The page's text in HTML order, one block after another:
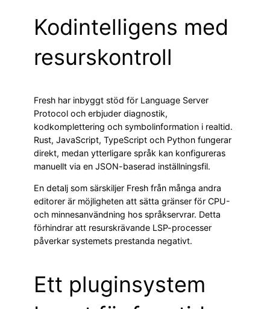
Kodintelligens med
resurskontroll
Fresh har inbyggt stöd för Language Server
Protocol och erbjuder diagnostik,
kodkomplettering och symbolinformation i realtid.
Rust, JavaScript, TypeScript och Python fungerar
direkt, medan ytterligare språk kan konfigureras
manuellt via en JSON-baserad inställningsfil.
En detalj som särskiljer Fresh från många andra
editorer är möjligheten att sätta gränser för CPU-
och minnesanvändning hos språkservrar. Detta
förhindrar att resurskrävande LSP-processer
påverkar systemets prestanda negativt.
Ett pluginsystem